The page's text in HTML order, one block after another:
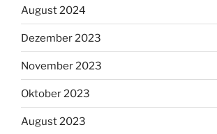
August 2024
Dezember 2023
November 2023
Oktober 2023
August 2023